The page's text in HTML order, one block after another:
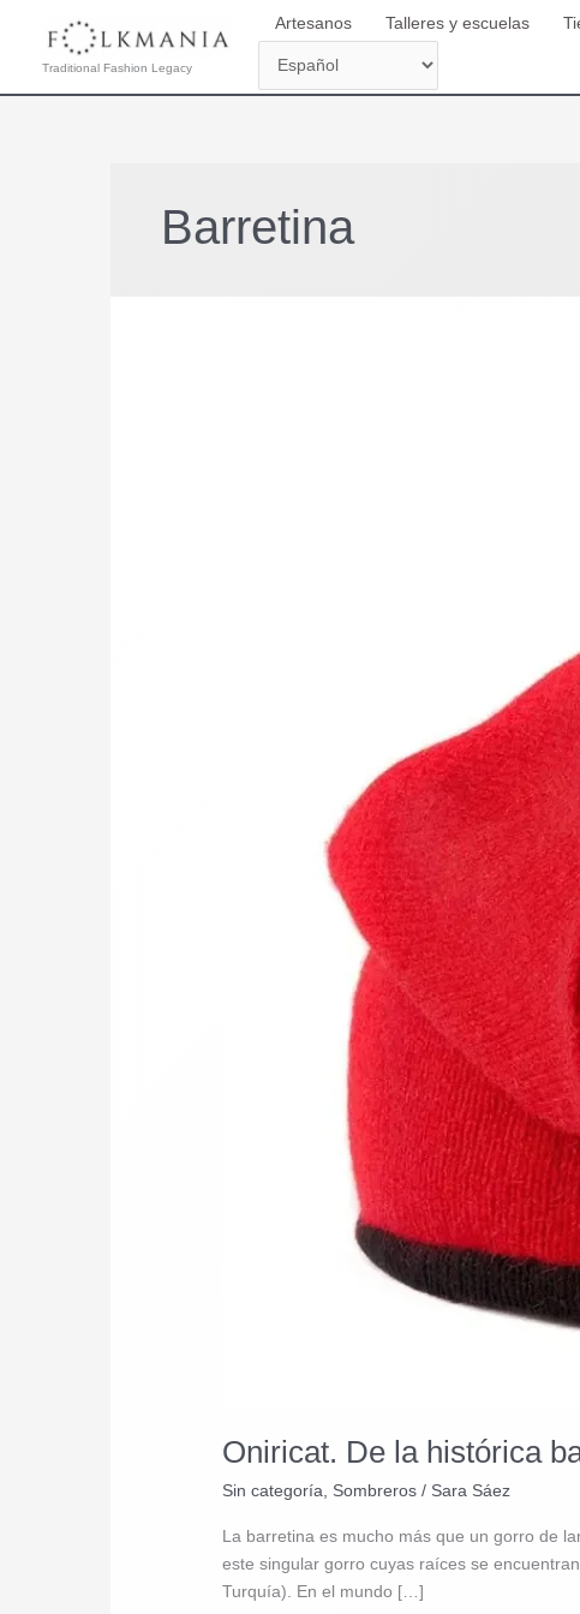
contenidoTraditional Fashion Legacy
Artesanos Talleres y escuelas
Barretina
Oniricat. De la histórica
Sin categoría Sombreros / Sara Sáez
La barretina es mucho más que un gorro de
este singular gorro cuyas raíces se
Turquía). En el mundo […]